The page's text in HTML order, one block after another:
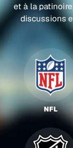
et à la
discussions
NFL